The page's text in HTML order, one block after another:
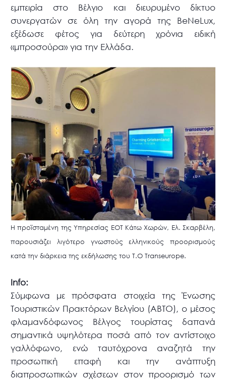
εμπειρία στο Βέλγιο και διευρυμένο δίκτυο
συνεργατών σε όλη την αγορά της BeNeLux,
εξέδωσε φέτος για δεύτερη χρόνια ειδική
«μπροσούρα» για την Ελλάδα.
Η προϊσταμένη της Υπηρεσίας ΕΟΤ Κάτω Χωρών, Ελ. Σκαρβέλη,
παρουσιάζει λιγότερο γνωστούς ελληνικούς προορισμούς
κατά την διάρκεια της εκδήλωσης του T.O Transeurope.
Info:
Σύμφωνα με πρόσφατα στοιχεία της Ένωσης
Τουριστικών Πρακτόρων Βελγίου (ΑΒΤΟ), ο μέσος
φλαμανδόφωνος Βέλγος τουρίστας δαπανά
σημαντικά υψηλότερα ποσά από τον αντίστοιχο
γαλλόφωνο, ενώ ταυτόχρονα αναζητά την
προσωπική επαφή και την ανάπτυξη
διαπροσωπικών σχέσεων στον προορισμό των